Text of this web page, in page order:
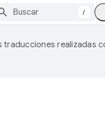
/
realizadas